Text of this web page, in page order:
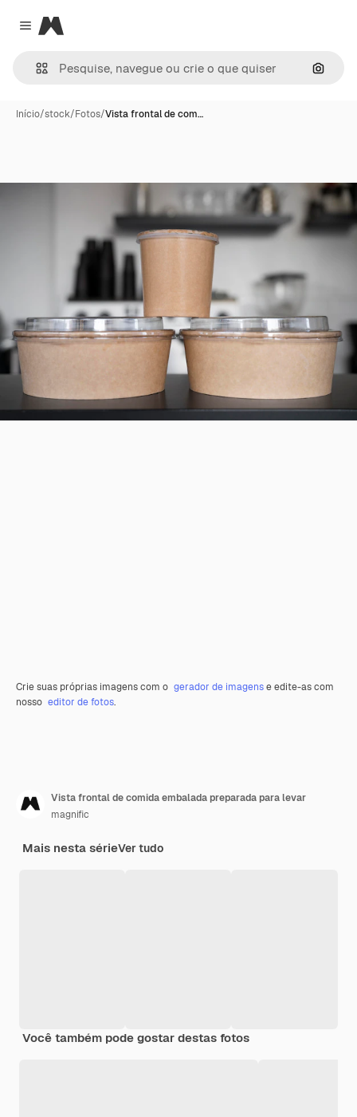
Close menu
Magnific
Início/stock/Fotos/Vista frontal de com…
Crie suas próprias imagens com o gerador de imagense edite-as com
nosso editor de fotos.
Vista frontal de comida embalada preparada para levar
magnific
Mais nesta sérieVer tudo
Você também pode gostar destas fotos